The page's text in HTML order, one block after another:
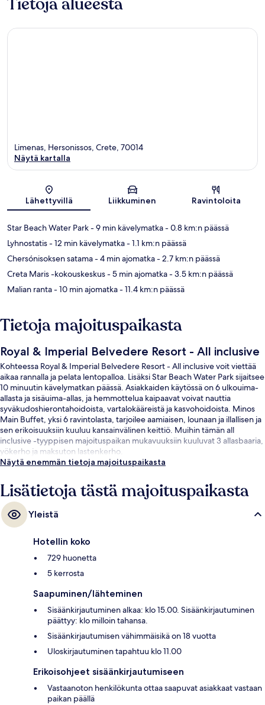
Kartta
Limenas, Hersonissos, Crete, 70014
Näytä kartalla
Lähettyvillä Liikkuminen Ravintoloita
Star Beach Water Park- 9 min kävelymatka- 0.8 km:n päässä
Lyhnostatis- 12 min kävelymatka- 1.1 km:n päässä
Chersónisoksen satama- 4 min ajomatka- 2.7 km:n päässä
Creta Maris -kokouskeskus- 5 min ajomatka- 3.5 km:n päässä
Malian ranta- 10 min ajomatka- 11.4 km:n päässä
Tietoja majoituspaikasta
Royal & Imperial Belvedere Resort - All inclusive
Kohteessa Royal & Imperial Belvedere Resort - All inclusive voit viettää
aikaa rannalla ja pelata lentopalloa. Lisäksi Star Beach Water Park sijaitsee
10 minuutin kävelymatkan päässä. Asiakkaiden käytössä on 6 ulkouima-
allasta ja sisäuima-allas, ja hemmottelua kaipaavat voivat nauttia
syväkudoshierontahoidoista, vartalokääreistä ja kasvohoidoista. Minos
Main Buffet, yksi 6 ravintolasta, tarjoilee aamiaisen, lounaan ja illallisen ja
sen erikoisuuksiin kuuluu kansainvälinen keittiö. Muihin tämän all
inclusive -tyyppisen majoituspaikan mukavuuksiin kuuluvat 3 allasbaaria,
yökerho ja maksuton lastenkerho.
Näytä enemmän tietoja majoituspaikasta
Lisätietoja tästä majoituspaikasta
Yleistä
Hotellin koko
729 huonetta
5 kerrosta
Saapuminen/lähteminen
Sisäänkirjautuminen alkaa: klo 15.00. Sisäänkirjautuminen
päättyy: klo milloin tahansa.
Sisäänkirjautumisen vähimmäisikä on 18 vuotta
Uloskirjautuminen tapahtuu klo 11.00
Erikoisohjeet sisäänkirjautumiseen
Vastaanoton henkilökunta ottaa saapuvat asiakkaat vastaan
paikan päällä